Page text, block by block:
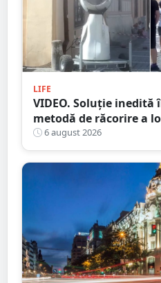
LIFE
VIDEO. Soluție
metodă de răcorire a
într-un oraș din țară
6 august 2026